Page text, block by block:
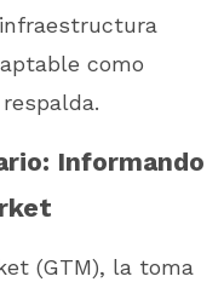
como
Informando
(GTM), la toma